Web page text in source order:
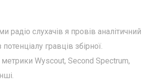
радіо слухачів я провів аналітичний
потенціалу гравців збірної.
Wyscout, Second Spectrum,